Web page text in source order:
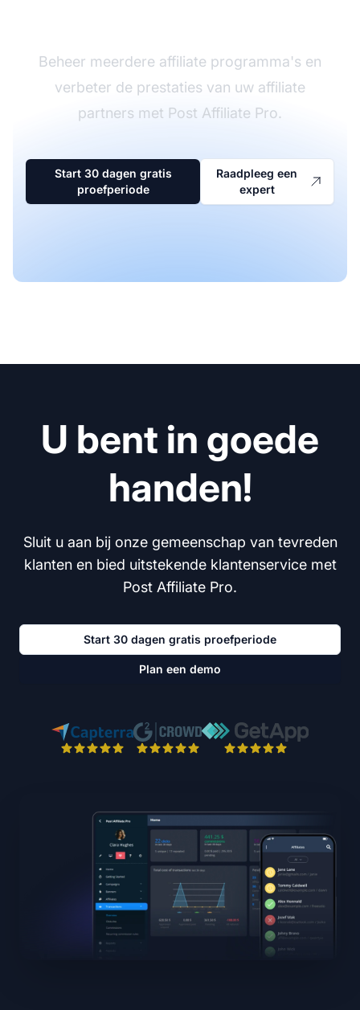
Beheer meerdere affiliate programma's en
verbeter de prestaties van uw affiliate
partners met Post Affiliate Pro.
Start 30 dagen gratis
proefperiode
Raadpleeg een
expert
U bent in goede
handen!
Sluit u aan bij onze gemeenschap van tevreden
klanten en bied uitstekende klantenservice met
Post Affiliate Pro.
Start 30 dagen gratis proefperiode
Plan een demo